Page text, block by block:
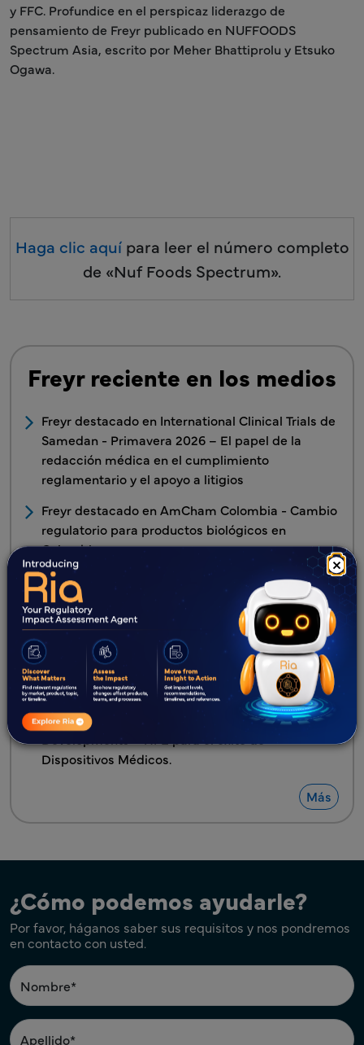
×
y FFC. Profundice en el perspicaz liderazgo de
pensamiento de Freyr publicado en NUFFOODS
Spectrum Asia, escrito por Meher Bhattiprolu y Etsuko
Ogawa.
Haga clic aquípara leer el número completo
de «Nuf Foods Spectrum».
Freyr reciente en los medios
Freyr destacado en International Clinical Trials de
Samedan - Primavera 2026 – El papel de la
redacción médica en el cumplimiento
reglamentario y el apoyo a litigios
Freyr destacado en AmCham Colombia - Cambio
regulatorio para productos biológicos en
Colombia
世界初のeCTD v4.0正式導入国・日本がグローバル
移行をリード Freyr、東京で無料ワークショップを
開催
Freyr destacado en Clinical Leader por sus
conocimientos sobre ensayos clínicos
descentralizados y la Guía Final 2024 de la FDA.
Freyr destacado en Today's Medical
Developments – HFE para el éxito de
Dispositivos Médicos.
Más
¿Cómo podemos ayudarle?
Por favor, háganos saber sus requisitos y nos pondremos
en contacto con usted.